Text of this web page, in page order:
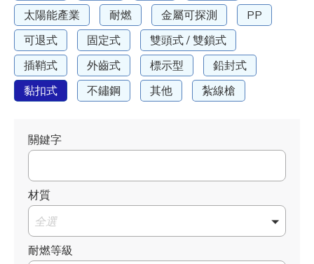
太陽能產業
耐燃 金屬可探測
PP
可退式
固定式
雙頭式 / 雙鎖式
插鞘式
外齒式 標示型
鉛封式
黏扣式
不鏽鋼 其他 紮線槍
關鍵字
材質
全選
耐燃等級